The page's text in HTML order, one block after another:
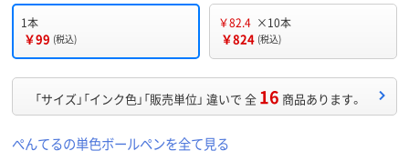
1本
￥99 (税込)
￥82.4 ×10本
￥824 (税込)
「サイズ」「インク色」「販売単位」 違いで 全 16 商品あります。
ぺんてるの単色ボールペンを全て見る